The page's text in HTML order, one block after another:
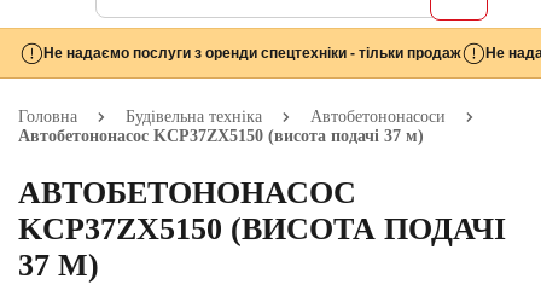
Не надаємо послуги з оренди спецтехніки - тільки продаж Не
Головна Будівельна техніка
Автобетононасоси
Автобетононасос KCP37ZX5150 (висота подачі 37 м)
АВТОБЕТОНОНАСОС
KCP37ZX5150 (ВИСОТА ПОДАЧІ
37 М)